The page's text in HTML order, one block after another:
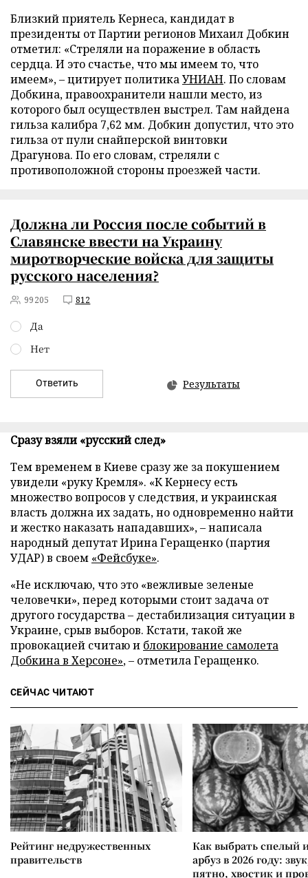
Близкий приятель Кернеса, кандидат в
президенты от Партии регионов Михаил Добкин
отметил: «Стреляли на поражение в область
сердца. И это счастье, что мы имеем то, что
имеем»,–цитирует политикаУНИАН. По словам
Добкина, правоохранители нашли место, из
которого был осуществлен выстрел. Там найдена
гильза калибра 7,62 мм. Добкин допустил, что это
гильза от пули снайперской винтовки
Драгунова. По его словам, стреляли с
противоположной стороны проезжей части.
Должна ли Россия после событий в
Славянске ввести на Украину
миротворческие войска для защиты
русского населения?
99205 812
Да
Нет
Ответить Результаты
Сразу взяли «русский след»
Тем временем в Киеве сразу же за покушением
увидели «руку Кремля». «К Кернесу есть
множество вопросов у следствия, и украинская
власть должна их задать, но одновременно найти
и жестко наказать нападавших»,–написала
народный депутат Ирина Геращенко (партия
УДАР) в своем «Фейсбуке».
«Не исключаю, что это «вежливые зеленые
человечки», перед которыми стоит задача от
другого государства– дестабилизация ситуации в
Украине, срыв выборов. Кстати, такой же
провокацией считаю и блокирование самолета
Добкина в Херсоне»,– отметила Геращенко.
СЕЙЧАС ЧИТАЮТ
Рейтинг недружественных
правительств
Как выбрать спелый
арбуз в 2026 году:
пятно, хвостик и